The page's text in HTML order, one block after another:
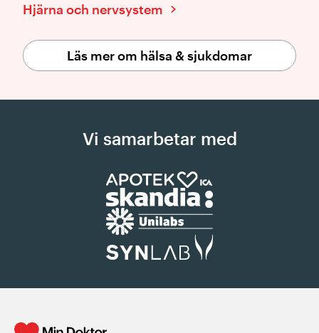
Hjärna och nervsystem
Läs mer om hälsa & sjukdomar
Vi samarbetar med